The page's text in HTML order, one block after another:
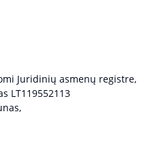
Juridinių asmenų registre,
LT119552113